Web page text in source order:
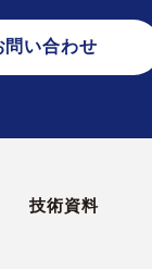
問い合わせ
技術資料